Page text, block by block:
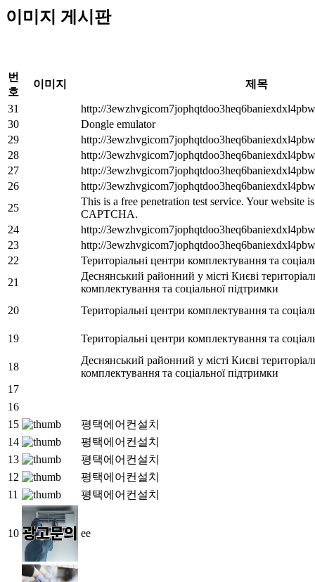
이미지 게시판
번
호
이미지 제목
31
http://
30
Dongle emulator
29
http://
28
http://
27
http://
26
http://
25
This is a free penetration test service. Your website
CAPTCHA.
24
http://
23
http://
22
Територіальні центри комплектування та
21
Деснянський районний у місті Києві
комплектування та соціальної підтримки
20
Територіальні центри комплектування та
19 Територіальні центри комплектування та
18
Деснянський районний у місті Києві
комплектування та соціальної підтримки
17
16
15
평택에어컨설치
14
평택에어컨설치
13
평택에어컨설치
12
평택에어컨설치
11
평택에어컨설치
10 ee